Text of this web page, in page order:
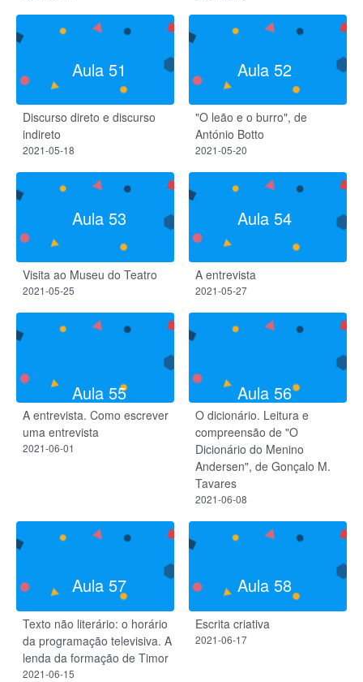
Aula 51
Discurso direto e discurso
indireto
2021-05-18
Aula 52
"O leão e o burro", de
António Botto
2021-05-20
Aula 53
Visita ao Museu do Teatro
2021-05-25
Aula 54
A entrevista
2021-05-27
Aula 55
A entrevista. Como escrever
uma entrevista
2021-06-01
Aula 56
O dicionário. Leitura e
compreensão de "O
Dicionário do Menino
Andersen", de Gonçalo M.
Tavares
2021-06-08
Aula 57
Texto não literário: o horário
da programação televisiva. A
lenda da formação de Timor
2021-06-15
Aula 58
Escrita criativa
2021-06-17